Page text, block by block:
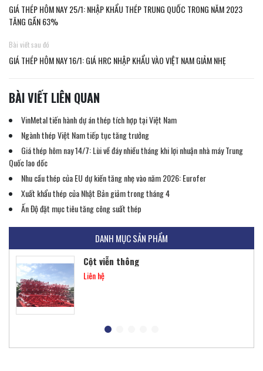
GIÁ THÉP HÔM NAY 25/1: NHẬP KHẨU THÉP TRUNG QUỐC TRONG NĂM 2023
TĂNG GẦN 63%
Bài viết sau đó
GIÁ THÉP HÔM NAY 16/1: GIÁ HRC NHẬP KHẨU VÀO VIỆT NAM GIẢM NHẸ
BÀI VIẾT LIÊN QUAN
VinMetal tiến hành dự án thép tích hợp tại Việt Nam
Ngành thép Việt Nam tiếp tục tăng trưởng
Giá thép hôm nay 14/7: Lùi về đáy nhiều tháng khi lợi nhuận nhà máy Trung
Quốc lao dốc
Nhu cầu thép của EU dự kiến ​​tăng nhẹ vào năm 2026: Eurofer
Xuất khẩu thép của Nhật Bản giảm trong tháng 4
Ấn Độ đặt mục tiêu tăng công suất thép
DANH MỤC SẢN PHẨM
Khung thép tiền chế
Liên hệ
Cột viễn thông
Liên hệ
Tấm lợp lớp phủ kim loại